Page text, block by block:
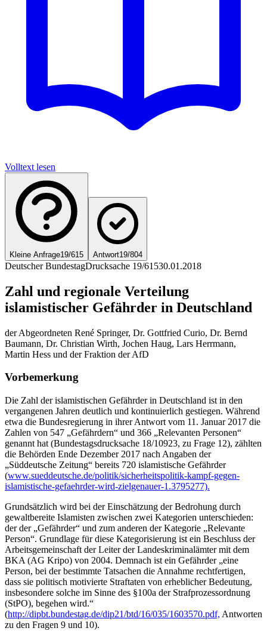
Volltext lesen
Kleine Anfrage19/615 Antwort19/804
Deutscher BundestagDrucksache 19/61530.01.2018
Zahl und regionale Verteilung
islamistischer Gefährder in Deutschland
der Abgeordneten René Springer, Dr. Gottfried Curio, Dr. Bernd
Baumann, Dr. Christian Wirth, Jochen Haug, Lars Herrmann,
Martin Hess und der Fraktion der AfD
Vorbemerkung
Die Zahl der islamistischen Gefährder in Deutschland ist in den
vergangenen Jahren deutlich und kontinuierlich gestiegen. Während
etwa die Bundesregierung in ihrer Antwort vom 11. Januar 2017 die
Zahlen von 547 „Gefährdern“ und 366 „Relevanten Personen“
genannt hat (Bundestagsdrucksache 18/10923, zu Frage 12), zählten
die Behörden Ende Dezember 2017 nach Angaben der
„Süddeutsche Zeitung“ bereits 720 islamistische Gefährder
(www.sueddeutsche.de/politik/sicherheitspolitik-kampf-gegen-
islamistische-gefaehrder-wird-zielgenauer-1.3795277).
Grundsätzlich wird bei der Einschätzung der Bedrohung durch
gewaltbereite Islamisten zwischen zwei Kategorien unterschieden:
der der „Gefährder“ und zum anderen der Kategorie „Relevante
Person“. Grundlage für diese Kategorisierung ist ein Beschluss der
Arbeitsgemeinschaft der Leiter der Landeskriminalämter mit dem
BKA (AG Kripo) von 2004. Demnach ist ein Gefährder „eine
Person, bei der bestimmte Tatsachen die Annahme rechtfertigen,
dass sie politisch motivierte Straftaten von erheblicher Bedeutung,
insbesondere solche im Sinne des §100a der Strafprozessordnung
(StPO), begehen wird.“
(http://dipbt.bundestag.de/dip21/btd/16/035/1603570.pdf, Antworten
zu den Fragen 9 und 10).